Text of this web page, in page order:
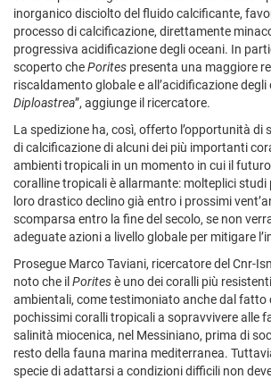
inorganico disciolto del fluido calcificante,
processo di calcificazione, direttamente
progressiva acidificazione degli oceani. In
scoperto chePorites presenta una maggiore
riscaldamento globale e all’acidificazione
Diploastrea”, aggiunge il ricercatore.
La spedizione ha, così, offerto l’opportunità di
di calcificazione di alcuni dei più importanti
ambienti tropicali in un momento in cui il
coralline tropicali è allarmante: molteplici studi
loro drastico declino già entro i prossimi
scomparsa entro la fine del secolo, se non
adeguate azioni a livello globale per mitigare
Prosegue Marco Taviani, ricercatore del Cnr-
noto che il Poritesè uno dei coralli più
ambientali, come testimoniato anche dal fatto
pochissimi coralli tropicali a sopravvivere alle
salinità miocenica, nel Messiniano, prima di
resto della fauna marina mediterranea.
specie di adattarsi a condizioni difficili non